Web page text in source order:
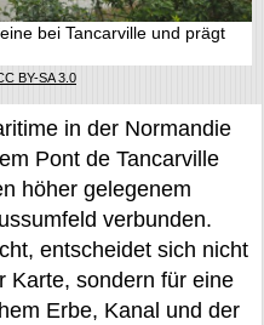
bei Tancarville und prägt
BY-SA 3.0
in der Normandie
Pont de Tancarville
höher gelegenem
verbunden.
entscheidet sich nicht
Karte, sondern für eine
Erbe, Kanal und der